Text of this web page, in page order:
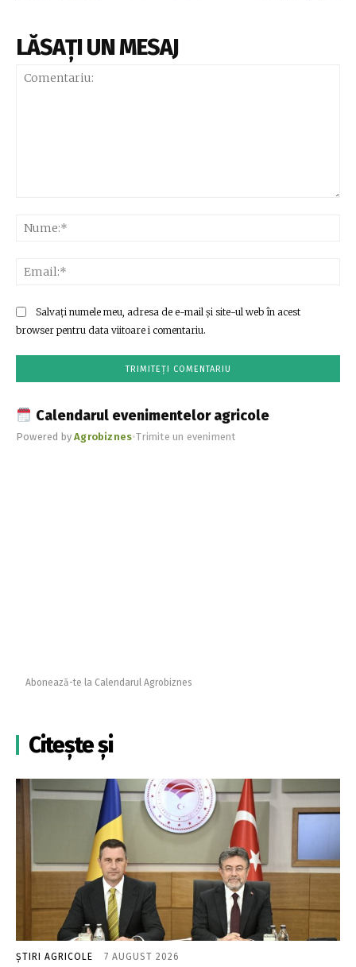
LĂSAȚI UN MESAJ
Salvați numele meu, adresa de e-mail și site-ul web în acest
browser pentru data viitoare i comentariu.
Calendarul evenimentelor agricole
Powered byAgrobiznes•Trimite un eveniment
Abonează-te la Calendarul Agrobiznes
Citește și
ȘTIRI AGRICOLE 7 AUGUST 2026